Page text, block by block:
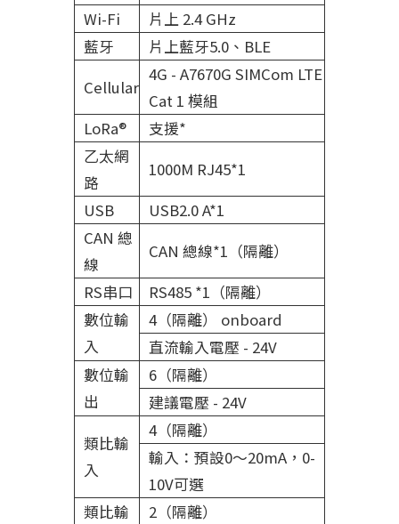
Wi-Fi
片上 2.4 GHz
藍牙
片上藍牙5.0、BLE
Cellular
4G - A7670G SIMCom LTE
Cat 1 模組
LoRa®
支援*
乙太網
路
1000M RJ45*1
USB
USB2.0 A*1
CAN 總
線
CAN 總線*1（隔離）
RS串口
RS485 *1（隔離）
數位輸
入
4（隔離） onboard
直流輸入電壓 - 24V
數位輸
出
6（隔離）
建議電壓 - 24V
類比輸
入
4（隔離）
輸入：預設0～20mA，0-
10V可選
類比輸
2（隔離）